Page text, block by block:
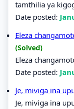
tamthilia ya
Date posted:
Eleza
(Solved)
Eleza
Date posted:
Je, miviga ina
Je, miviga ina